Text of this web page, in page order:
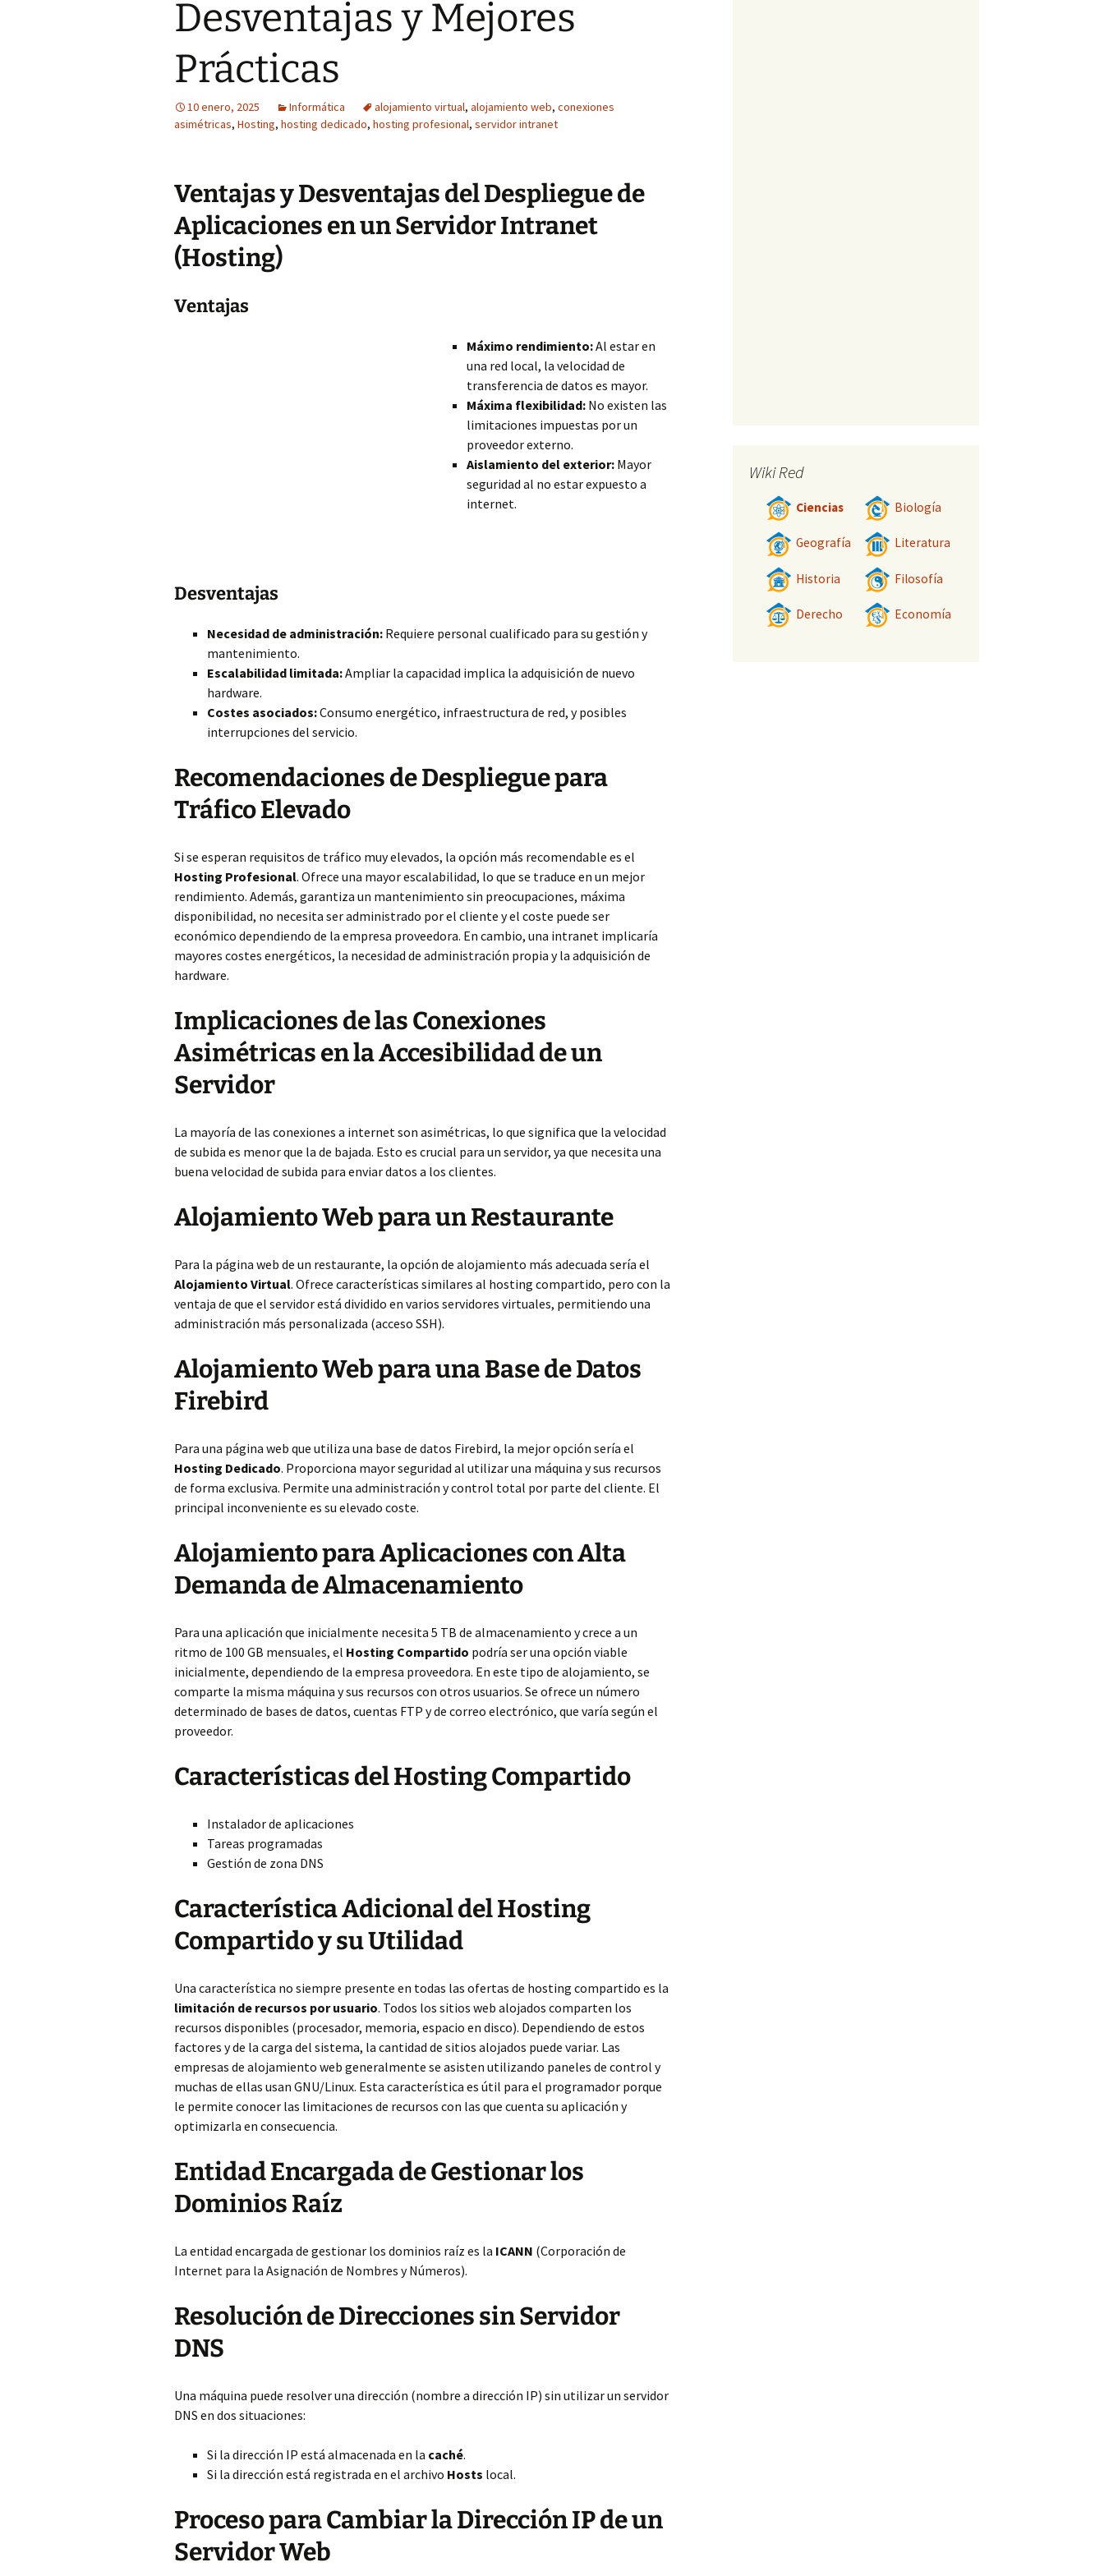
Desventajas y Mejores
Prácticas
10 enero, 2025 Informática alojamiento virtual, alojamiento web, conexiones
asimétricas, Hosting, hosting dedicado, hosting profesional, servidor intranet
Ventajas y Desventajas del Despliegue de
Aplicaciones en un Servidor Intranet
(Hosting)
Ventajas
Máximo rendimiento:Al estar en
una red local, la velocidad de
transferencia de datos es mayor.
Máxima flexibilidad: No existen las
limitaciones impuestas por un
proveedor externo.
Aislamiento del exterior: Mayor
seguridad al no estar expuesto a
internet.
Desventajas
Necesidad de administración: Requiere personal cualificado para su gestión y
mantenimiento.
Escalabilidad limitada:Ampliar la capacidad implica la adquisición de nuevo
hardware.
Costes asociados:Consumo energético, infraestructura de red, y posibles
interrupciones del servicio.
Recomendaciones de Despliegue para
Tráfico Elevado
Si se esperan requisitos de tráfico muy elevados, la opción más recomendable es el
Hosting Profesional. Ofrece una mayor escalabilidad, lo que se traduce en un mejor
rendimiento. Además, garantiza un mantenimiento sin preocupaciones, máxima
disponibilidad, no necesita ser administrado por el cliente y el coste puede ser
económico dependiendo de la empresa proveedora. En cambio, una intranet implicaría
mayores costes energéticos, la necesidad de administración propia y la adquisición de
hardware.
Implicaciones de las Conexiones
Asimétricas en la Accesibilidad de un
Servidor
La mayoría de las conexiones a internet son asimétricas, lo que significa que la velocidad
de subida es menor que la de bajada. Esto es crucial para un servidor, ya que necesita una
buena velocidad de subida para enviar datos a los clientes.
Alojamiento Web para un Restaurante
Para la página web de un restaurante, la opción de alojamiento más adecuada sería el
Alojamiento Virtual. Ofrece características similares al hosting compartido, pero con la
ventaja de que el servidor está dividido en varios servidores virtuales, permitiendo una
administración más personalizada (acceso SSH).
Alojamiento Web para una Base de Datos
Firebird
Para una página web que utiliza una base de datos Firebird, la mejor opción sería el
Hosting Dedicado. Proporciona mayor seguridad al utilizar una máquina y sus recursos
de forma exclusiva. Permite una administración y control total por parte del cliente. El
principal inconveniente es su elevado coste.
Alojamiento para Aplicaciones con Alta
Demanda de Almacenamiento
Para una aplicación que inicialmente necesita 5 TB de almacenamiento y crece a un
ritmo de 100 GB mensuales, el Hosting Compartido podría ser una opción viable
inicialmente, dependiendo de la empresa proveedora. En este tipo de alojamiento, se
comparte la misma máquina y sus recursos con otros usuarios. Se ofrece un número
determinado de bases de datos, cuentas FTP y de correo electrónico, que varía según el
proveedor.
Características del Hosting Compartido
Instalador de aplicaciones
Tareas programadas
Gestión de zona DNS
Característica Adicional del Hosting
Compartido y su Utilidad
Una característica no siempre presente en todas las ofertas de hosting compartido es la
limitación de recursos por usuario. Todos los sitios web alojados comparten los
recursos disponibles (procesador, memoria, espacio en disco). Dependiendo de estos
factores y de la carga del sistema, la cantidad de sitios alojados puede variar. Las
empresas de alojamiento web generalmente se asisten utilizando paneles de control y
muchas de ellas usan GNU/Linux. Esta característica es útil para el programador porque
le permite conocer las limitaciones de recursos con las que cuenta su aplicación y
optimizarla en consecuencia.
Entidad Encargada de Gestionar los
Dominios Raíz
La entidad encargada de gestionar los dominios raíz es la ICANN (Corporación de
Internet para la Asignación de Nombres y Números).
Resolución de Direcciones sin Servidor
DNS
Una máquina puede resolver una dirección (nombre a dirección IP) sin utilizar un servidor
DNS en dos situaciones:
Si la dirección IP está almacenada en la caché.
Si la dirección está registrada en el archivo Hosts local.
Proceso para Cambiar la Dirección IP de un
Servidor Web
Wiki Red
Ciencias Biología
Geografía Literatura
Historia Filosofía
Derecho Economía